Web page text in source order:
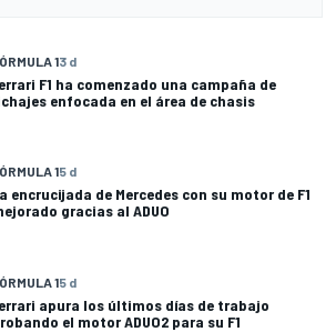
13 d
F1 ha comenzado una campaña de
enfocada en el área de chasis
15 d
encrucijada de Mercedes con su motor de F1
gracias al ADUO
15 d
apura los últimos días de trabajo
el motor ADUO2 para su F1